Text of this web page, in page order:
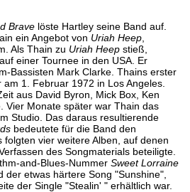
Brave löste Hartley seine Band auf.
ein Angebot von Uriah Heep
Als Thain zu Uriah Heep stieß,
einer Tournee in den USA. Er
Bassisten Mark Clarke. Thains erster
am 1. Februar 1972 in Los Angeles.
aus David Byron, Mick Box, Ken
Vier Monate später war Thain das
Studio. Das daraus resultierende
bedeutete für die Band den
folgten vier weitere Alben, auf denen
des Songmaterials beteiligte.
and-Blues-Nummer Sweet Lorraine
der etwas härtere Song "Sunshine",
der Single "Stealin' " erhältlich war.